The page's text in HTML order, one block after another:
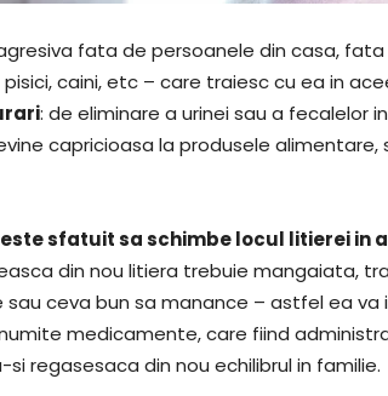
fata de persoanele din casa, fata
caini, etc – care traiesc cu ea in
: de eliminare a urinei sau a fecalelor
capricioasa la produsele alimentare,
sfatuit sa schimbe locul litierei in
din nou litiera trebuie mangaiata,
ceva bun sa manance – astfel ea
medicamente, care fiind
regasesaca din nou echilibrul in familie.